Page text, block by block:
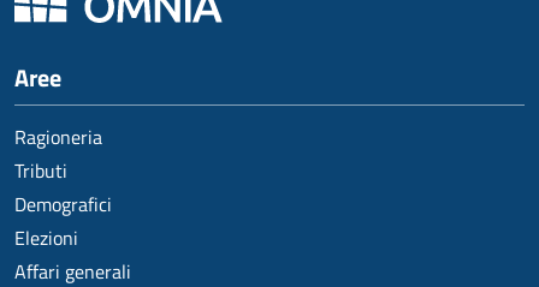
Aree
Ragioneria
Tributi
Demografici
Elezioni
Affari generali